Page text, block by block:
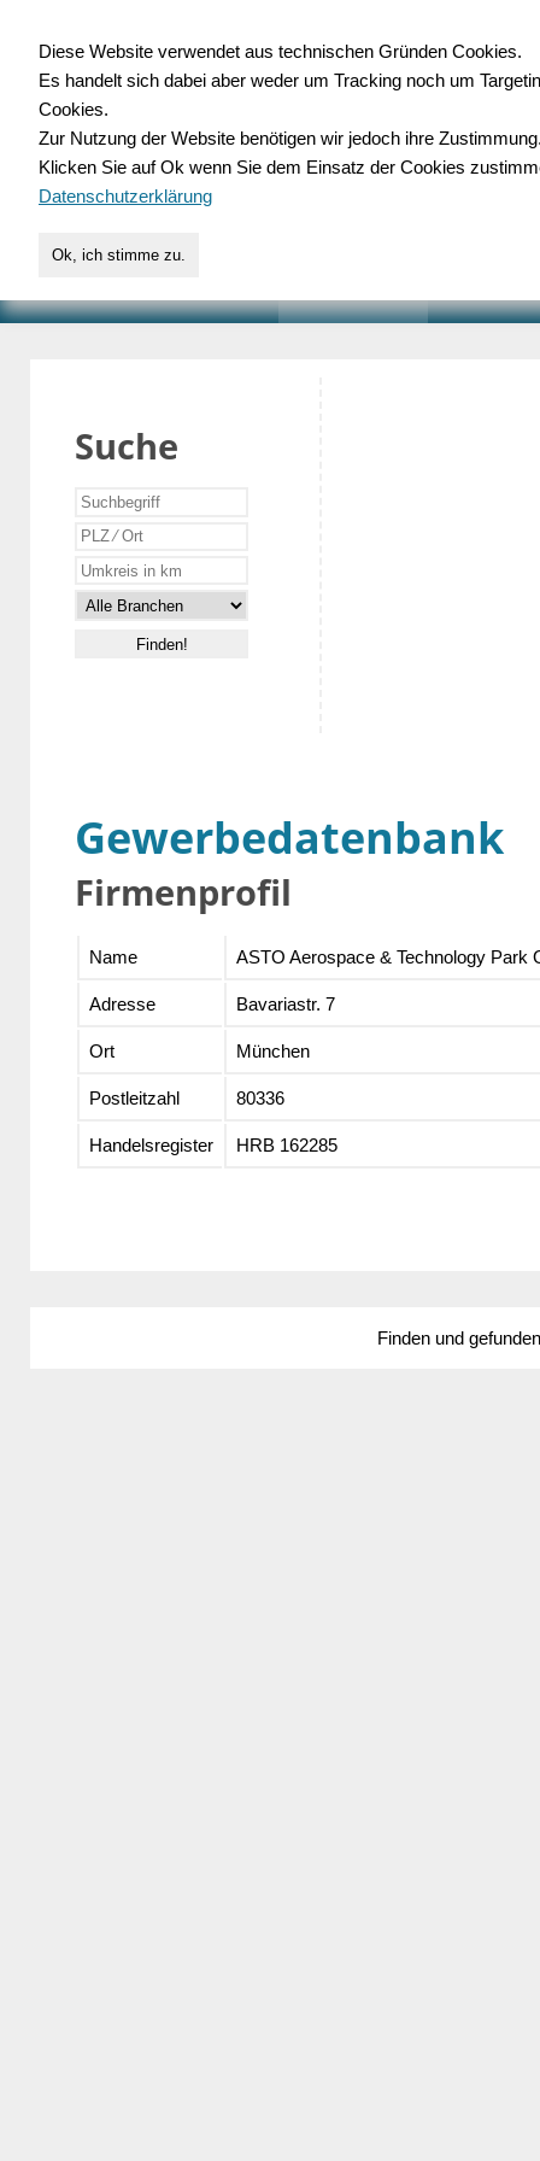
für Handwerk,
Suche
Gewerbedatenbank
Firmenprofil
Name ASTO Aerospace & Technology Park
Adresse Bavariastr. 7
Ort München
Postleitzahl 80336
Handelsregister HRB 162285
Finden und
Diese Website verwendet aus technischen Gründen Cookies.
Es handelt sich dabei aber weder um Tracking noch um
Cookies.
Zur Nutzung der Website benötigen wir jedoch ihre
Klicken Sie auf Ok wenn Sie dem Einsatz der Cookies
Datenschutzerklärung
Ok, ich stimme zu.